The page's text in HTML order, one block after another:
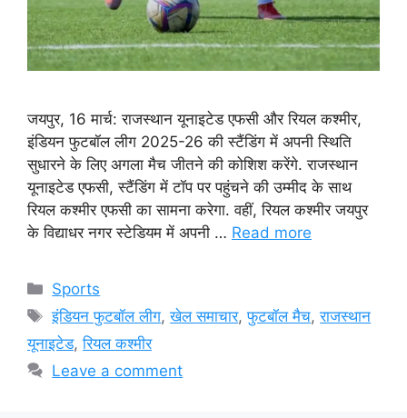
जयपुर, 16 मार्च: राजस्थान यूनाइटेड एफसी और रियल कश्मीर,
इंडियन फुटबॉल लीग 2025-26 की स्टैंडिंग में अपनी स्थिति
सुधारने के लिए अगला मैच जीतने की कोशिश करेंगे. राजस्थान
यूनाइटेड एफसी, स्टैंडिंग में टॉप पर पहुंचने की उम्मीद के साथ
रियल कश्मीर एफसी का सामना करेगा. वहीं, रियल कश्मीर जयपुर
के विद्याधर नगर स्टेडियम में अपनी … Read more
Categories
Sports
Tags
इंडियन फुटबॉल लीग,खेल समाचार,फुटबॉल मैच,राजस्थान
यूनाइटेड,रियल कश्मीर
Leave a comment